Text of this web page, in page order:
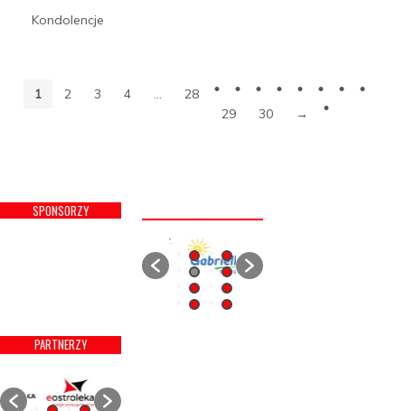
Kondolencje
1 2 3 4 …
28
29
30 →
SPONSORZY
PARTNERZY